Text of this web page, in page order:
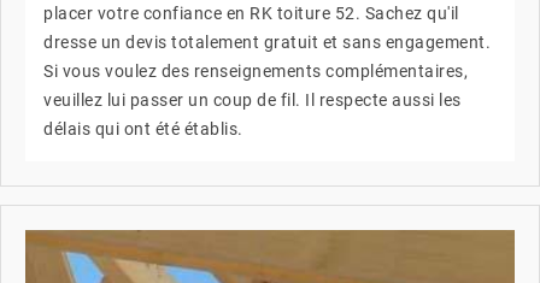
placer votre confiance en RK toiture 52. Sachez qu'il
dresse un devis totalement gratuit et sans engagement.
Si vous voulez des renseignements complémentaires,
veuillez lui passer un coup de fil. Il respecte aussi les
délais qui ont été établis.